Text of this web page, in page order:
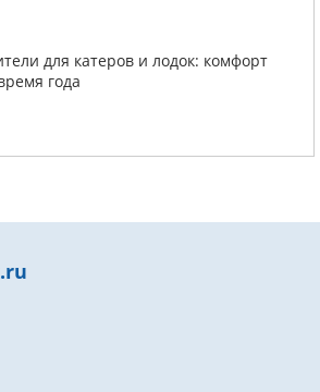
для катеров и лодок: комфорт
года